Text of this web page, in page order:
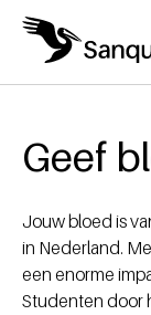
Overslaan en naar
Home
Geef
Jouw bloed is
in Nederland.
een enorme
Studenten door